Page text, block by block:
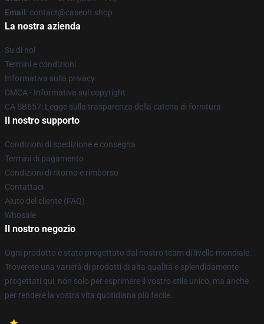
Email : contact@caseoh.shop
La nostra azienda
Su di noi
Termini e condizioni
Informativa sulla privacy
DMCA - Informativa sul copyright
CA SB657: Legge sulla trasparenza della catena di fornitura
Il nostro supporto
Condizioni di spedizione e consegna
Termini di pagamento
Condizioni di ritorno e rimborso
Contattaci
Aiuto del cliente (FAQ)
Whosale
Il nostro negozio
Ogni prodotto è stato progettato dal nostro team di livello mondiale.
Troverete una varietà di prodotti di alta qualità e splendidamente
progettati qui, non solo per esprimere il vostro stile unico, ma anche
per rendere la vostra vita quotidiana più facile.